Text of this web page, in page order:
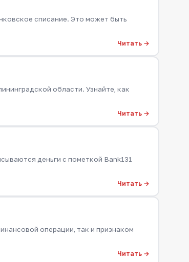
списание. Это может быть
Читать →
области. Узнайте, как
Читать →
деньги с пометкой Bank131
Читать →
операции, так и признаком
Читать →